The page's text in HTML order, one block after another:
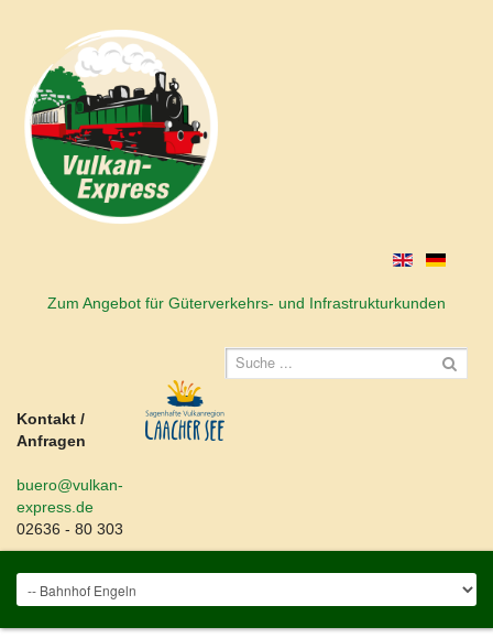
Zum Angebot für Güterverkehrs- und Infrastrukturkunden
Kontakt /
Anfragen
buero@vulkan-
express.de
02636 - 80 303